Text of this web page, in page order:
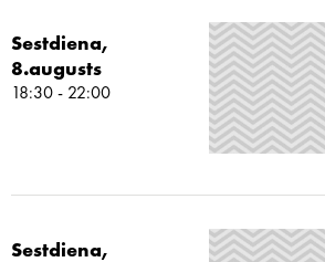
Sestdiena,
8.augusts
18:30 - 22:00
Sestdiena,